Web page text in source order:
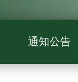
通知公告